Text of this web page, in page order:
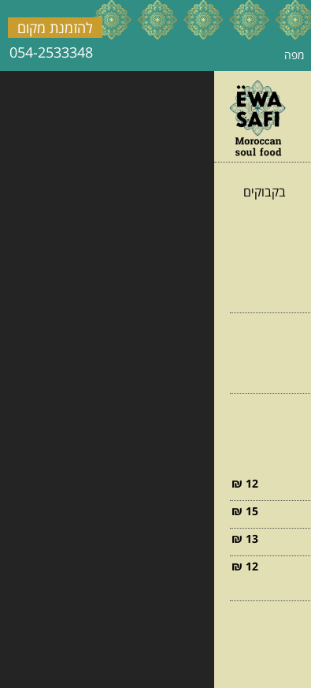
מפה
להזמנת מקום
054-2533348
בקבוקים
12 ₪
15 ₪
13 ₪
12 ₪